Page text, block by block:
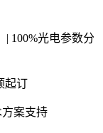
100%光电参数分
起订
方案支持